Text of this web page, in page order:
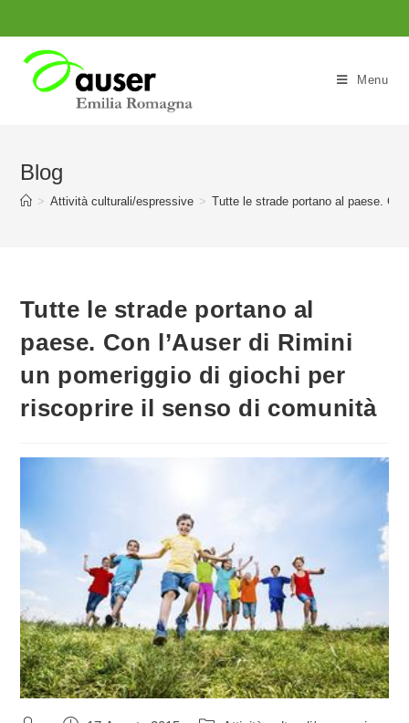
contenuto
Menu
Blog
> Attività culturali/espressive > Tutte le strade portano al paese.
Tutte le strade portano al
paese. Con l’Auser di Rimini
un pomeriggio di giochi per
riscoprire il senso di comunità